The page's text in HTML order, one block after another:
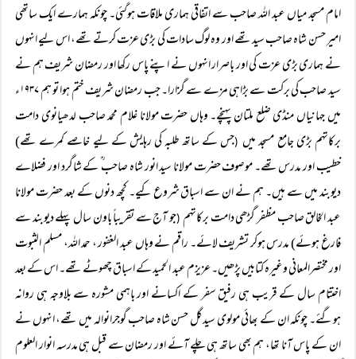
امام مسجد میاں عبد اللہ صاحب سے اتفاقی ہماری ملاقات ہوگئی۔ چونکہ ہمارے ایک ساتھی
امیر حسن شاہ صاحب سید تھے اور وہ لوگ سادات کی بڑی عزت کرتے تھے، اس لیے انہوں
نے ہماری بڑی عزت کی اور باصرار انہوں نے اپنے پاس رکھا اور رمضان شریف ہم نے
سید صاحب کی برکت سے بڑاہی مزے سے گزارا۔ جب رمضان شریف ختم ہوا تو ہم ۱۹۳۷ء
میں جہانیاں منڈی ضلع ملتان پہنچے۔ وہاں حضرت مولانا غلام محمد صاحب لدھیانوی دامت
برکاتہم بڑی جامع مسجد میں (جس کے ساتھ طلبہ کی رہایش کے لیے خاصے کمرے تھے)
خطیب اور مدرس تھے۔ موصوف حضرت مولانا سید انور شاہ صاحب ؒ کے شاگرد اور فضلاے
دیوبند میں سے ہیں۔ ہم نے ان سے اسباق شروع کیے۔ کچھ دنوں کے بعد حضرت مولانا
عبد الخالق صاحب مظفر گڑھی دامت برکاتہم (جو آج سے تقریباً باون سال پہلے دیوبند سے
فارغ ہوئے) مدرس ہوکر تشریف لائے۔ راقم نے وہاں عبد الغفور ، حمد اللہ، مسلم الثبوت
اور مختصرالمعانی وغیرہ کتابیں پڑھیں۔ عزیزم عبد الحمید کے اسباق چھوٹے تھے۔ اس کے بعد
اختتام سال کے قریب ہی رفیق سفر کے اکسانے اور باہمی مشورہ سے بلاوجہ ہی روانہ
ہوگئے۔ چونکہ ان کے بھائی مولوی سید گل حسن شاہ صاحب گوجرانوالہ میں تھے، انہوں نے
ان کے پاس آنا تھا، ہم بھی ساتھ ہی چلے آئے اور رمضان سے قبل ہی مدرسہ انوار العلوم